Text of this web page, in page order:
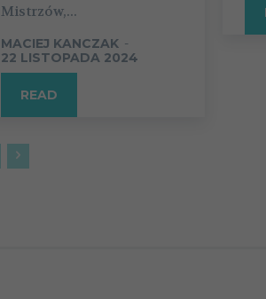
Mistrzów,...
MACIEJ KANCZAK -
22 LISTOPADA 2024
READ